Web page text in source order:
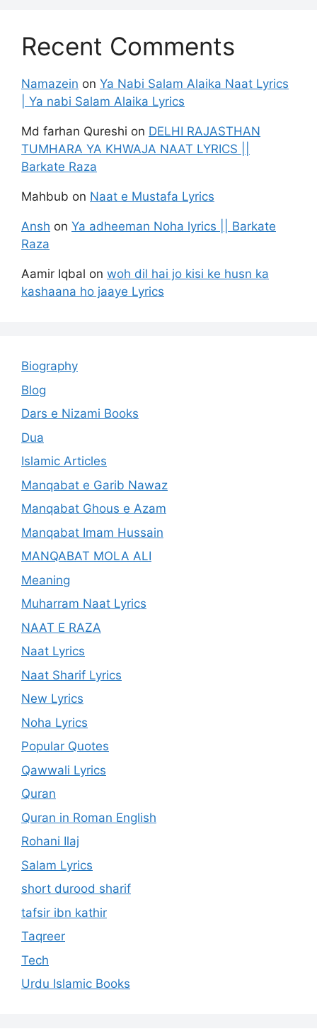
Recent Comments
Namazein on Ya Nabi Salam Alaika Naat Lyrics
| Ya nabi Salam Alaika Lyrics
Md farhan Qureshi on DELHI RAJASTHAN
TUMHARA YA KHWAJA NAAT LYRICS ||
Barkate Raza
Mahbub on Naat e Mustafa Lyrics
Ansh on Ya adheeman Noha lyrics || Barkate
Raza
Aamir Iqbal on woh dil hai jo kisi ke husn ka
kashaana ho jaaye Lyrics
Biography
Blog
Dars e Nizami Books
Dua
Islamic Articles
Manqabat e Garib Nawaz
Manqabat Ghous e Azam
Manqabat Imam Hussain
MANQABAT MOLA ALI
Meaning
Muharram Naat Lyrics
NAAT E RAZA
Naat Lyrics
Naat Sharif Lyrics
New Lyrics
Noha Lyrics
Popular Quotes
Qawwali Lyrics
Quran
Quran in Roman English
Rohani Ilaj
Salam Lyrics
short durood sharif
tafsir ibn kathir
Taqreer
Tech
Urdu Islamic Books